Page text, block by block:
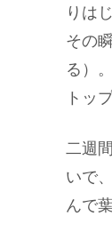
りは
その
る）
トッ
二週
いで
んで